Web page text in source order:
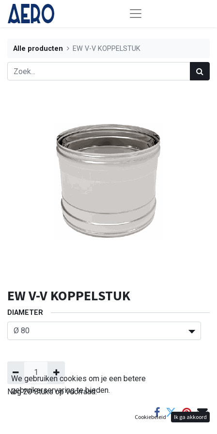
Alle producten EW V-V KOPPELSTUK
EW V-V KOPPELSTUK
DIAMETER
Nog 20 Stuks op voorraad.
We gebruiken cookies om je een betere
gebruikerservaring te bieden.
Cookiebeleid Ik ga akkoord